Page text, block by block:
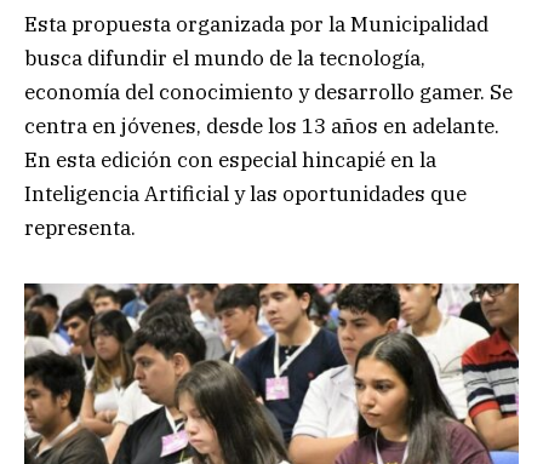
Esta propuesta organizada por la Municipalidad
busca difundir el mundo de la tecnología,
economía del conocimiento y desarrollo gamer. Se
centra en jóvenes, desde los 13 años en adelante.
En esta edición con especial hincapié en la
Inteligencia Artificial y las oportunidades que
representa.